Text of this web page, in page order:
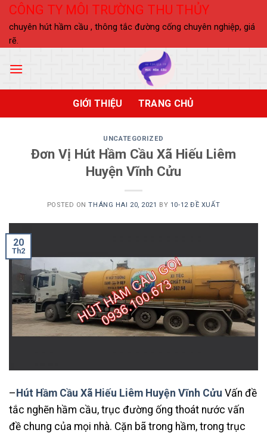
Skip
content
CÔNG TY MÔI TRƯỜNG THU THỦY
chuyên hút hầm cầu , thông tắc đường cống chuyên nghiệp, giá
rẽ.
GIỚI THIỆU TRANG CHỦ
UNCATEGORIZED
Đơn Vị Hút Hầm Cầu Xã Hiếu Liêm
Huyện Vĩnh Cửu
POSTED ONTHÁNG HAI 20, 2021 BY 10-12 ĐỀ XUẤT
20
Th2
–Hút Hầm Cầu Xã Hiếu Liêm Huyện Vĩnh Cửu Vấn đề
tắc nghẽn hầm cầu, trục đường ống thoát nước vấn
đề chung của mọi nhà. Cặn bã trong hầm, trong trục